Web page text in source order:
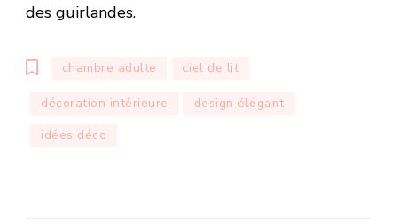
des guirlandes.
chambre adulte ciel de lit
décoration intérieure
design élégant
idées déco